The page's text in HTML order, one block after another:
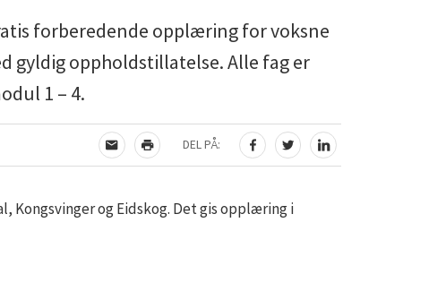
forberedende opplæring for voksne
gyldig oppholdstillatelse. Alle fag er
1 – 4.
TIPS EN VENN
SKRIV UT
DEL PÅ:
DEL PÅ FACEBOOK
DEL PÅ TWITTER
DEL PÅ LINKEDIN
Kongsvinger og Eidskog. Det gis opplæring i